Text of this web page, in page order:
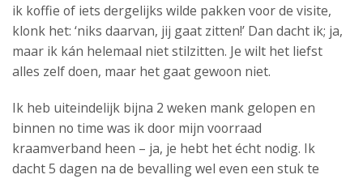
ik koffie of iets dergelijks wilde pakken voor de visite,
klonk het: ‘niks daarvan, jij gaat zitten!’ Dan dacht ik; ja,
maar ik kán helemaal niet stilzitten. Je wilt het liefst
alles zelf doen, maar het gaat gewoon niet.
Ik heb uiteindelijk bijna 2 weken mank gelopen en
binnen no time was ik door mijn voorraad
kraamverband heen – ja, je hebt het écht nodig. Ik
dacht 5 dagen na de bevalling wel even een stuk te